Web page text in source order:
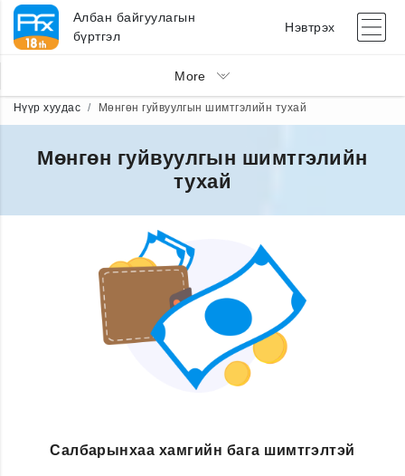
Албан байгуулагын
бүртгэл
Нэвтрэх
More
Нүүр хуудас Мөнгөн гуйвуулгын шимтгэлийн тухай
Мөнгөн гуйвуулгын шимтгэлийн
тухай
Салбарынхаа хамгийн бага шимтгэлтэй